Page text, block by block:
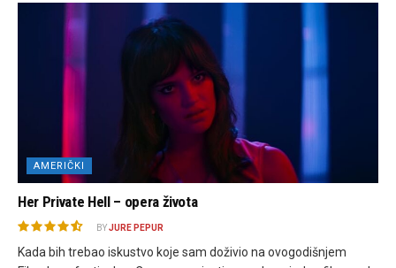
AMERIČKI
Her Private Hell – opera života
BYJURE PEPUR
Kada bih trebao iskustvo koje sam doživio na ovogodišnjem